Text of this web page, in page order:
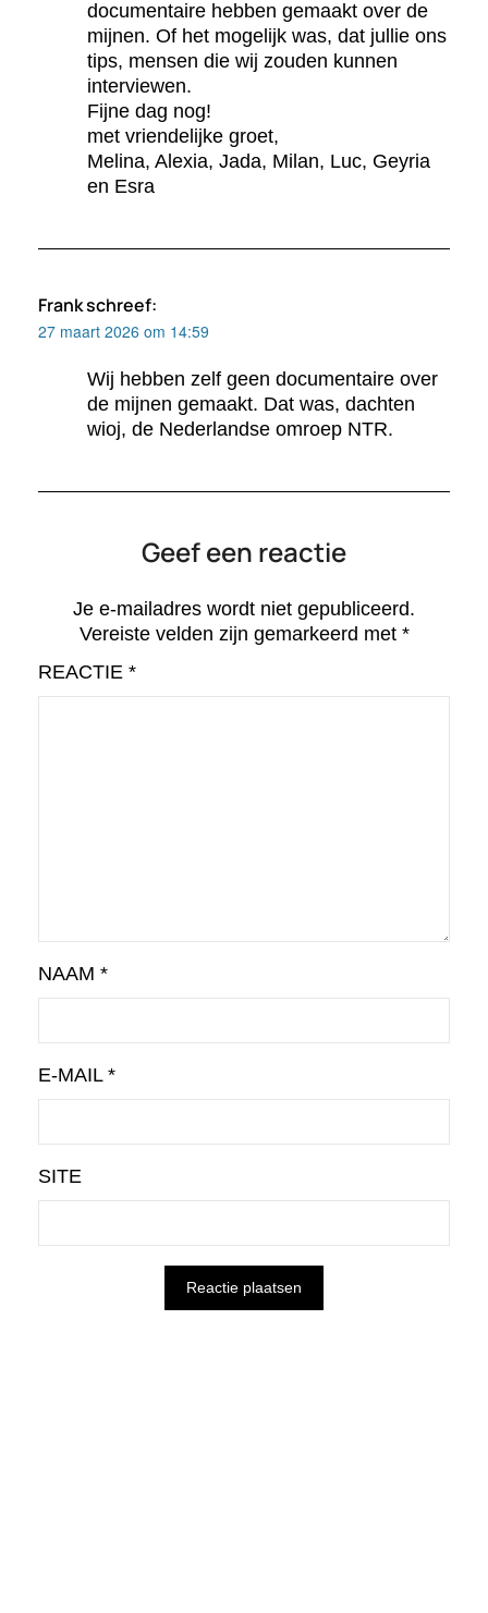
documentaire hebben gemaakt over de
mijnen. Of het mogelijk was, dat jullie ons
tips, mensen die wij zouden kunnen
interviewen.
Fijne dag nog!
met vriendelijke groet,
Melina, Alexia, Jada, Milan, Luc, Geyria
en Esra
Frankschreef:
27 maart 2026 om 14:59
Wij hebben zelf geen documentaire over
de mijnen gemaakt. Dat was, dachten
wioj, de Nederlandse omroep NTR.
Geef een reactie
Je e-mailadres wordt niet gepubliceerd.
Vereiste velden zijn gemarkeerd met *
REACTIE *
NAAM *
E-MAIL *
SITE